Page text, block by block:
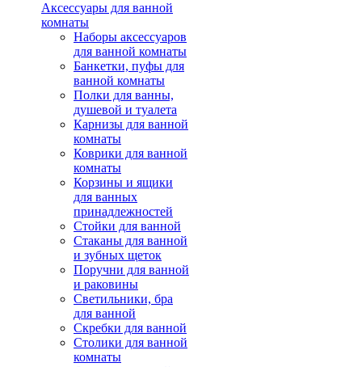
Аксессуары для ванной
комнаты
Наборы аксессуаров
для ванной комнаты
Банкетки, пуфы для
ванной комнаты
Полки для ванны,
душевой и туалета
Карнизы для ванной
комнаты
Коврики для ванной
комнаты
Корзины и ящики
для ванных
принадлежностей
Стойки для ванной
Стаканы для ванной
и зубных щеток
Поручни для ванной
и раковины
Светильники, бра
для ванной
Скребки для ванной
Столики для ванной
комнаты